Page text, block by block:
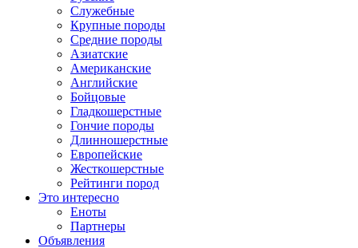
Служебные
Крупные породы
Средние породы
Азиатские
Американские
Английские
Бойцовые
Гладкошерстные
Гончие породы
Длинношерстные
Европейские
Жесткошерстные
Рейтинги пород
Это интересно
Еноты
Партнеры
Объявления